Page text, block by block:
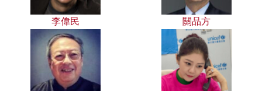
李偉民 關品方